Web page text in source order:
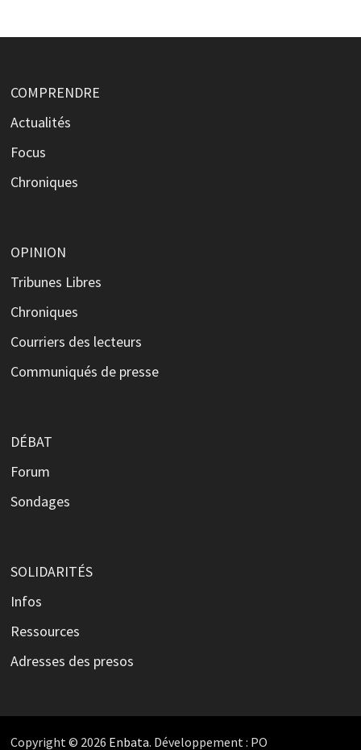
COMPRENDRE
Actualités
Focus
Chroniques
OPINION
Tribunes Libres
Chroniques
Courriers des lecteurs
Communiqués de presse
DÉBAT
Forum
Sondages
SOLIDARITÉS
Infos
Ressources
Adresses des presos
Copyright © 2026 Enbata. Développement : PO